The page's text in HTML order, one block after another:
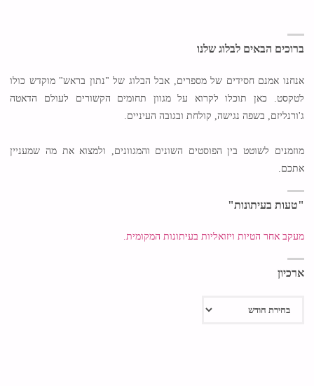
ברוכים הבאים לבלוג שלנו
אנחנו אמנם חסידים של מספרים, אבל הבלוג של "נתון בראש" מוקדש כולו
לטקסט. כאן תוכלו לקרוא על מגוון תחומים הקשורים לעולם הדאטה
ג'ורנליזם, בשפה נגישה, קולחת ובגובה העיניים.
מוזמנים לשוטט בין הפוסטים השונים והמגוונים, ולמצוא את מה שמעניין
אתכם.
"טעות בעיתונות"
מעקב אחר הטיות ויזואליות בעיתונות המקומית.
ארכיון